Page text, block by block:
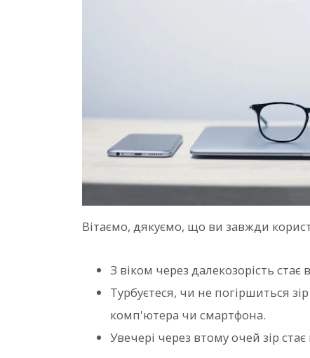
Вітаємо, дякуємо, що ви завжди
З віком через далекозорість
Турбуєтеся, чи не погіршиться
комп'ютера чи смартфона.
Увечері через втому очей зір